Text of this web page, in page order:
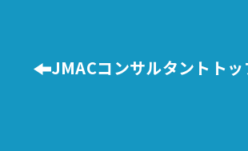
JMACコンサルタントトッ